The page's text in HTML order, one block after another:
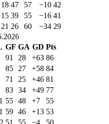
18 47 57 −10 42
15 39 55 −16 41
21 26 60 −34 29
GF GA GD Pts
91 28 +63 86
85 27 +58 84
71 25 +46 81
83 34 +49 77
55 48 +7
55
59 46 +13 53